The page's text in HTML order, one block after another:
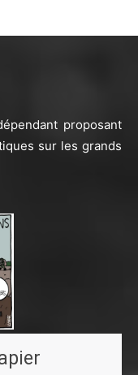
proposant
sur les grands